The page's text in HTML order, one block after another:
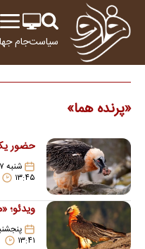
سیاستجام
پرنده هما
حضور
شنبه ۱۷ مرداد ۱۴۰۵
۱۳:۴۵
ویدئو؛
پنجشنبه ۳۱
۱۳:۴۱